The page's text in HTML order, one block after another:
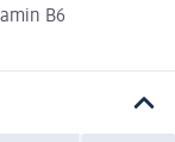
B6